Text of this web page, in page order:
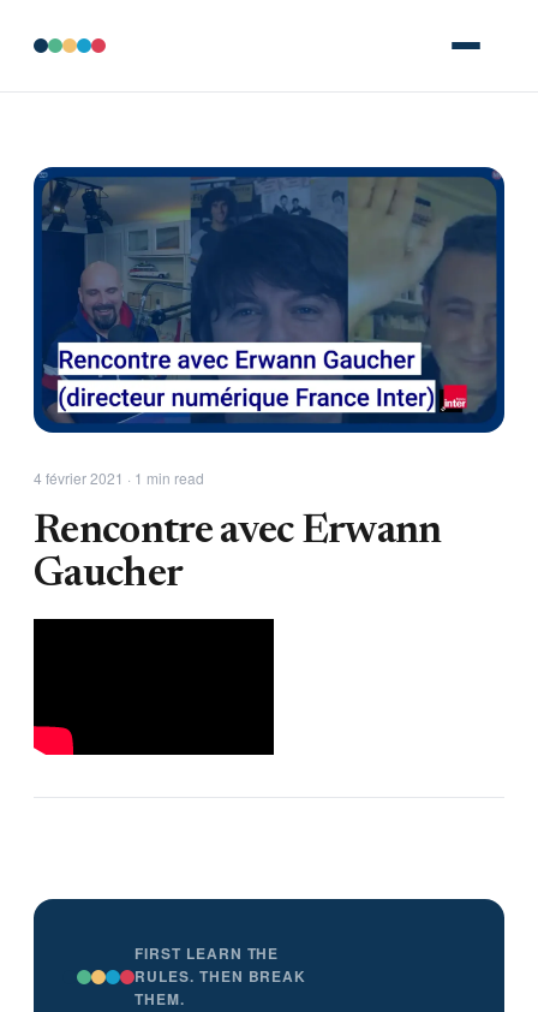
4 février 2021 · 1 min read
Rencontre avec Erwann
Gaucher
FIRST LEARN THE
RULES. THEN BREAK
THEM.